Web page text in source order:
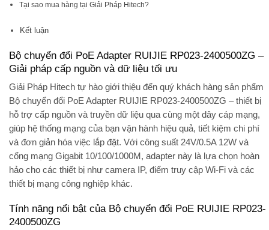
Tại sao mua hàng tại Giải Pháp Hitech?
Kết luận
Bộ chuyển đổi PoE Adapter RUIJIE RP023-2400500ZG –
Giải pháp cấp nguồn và dữ liệu tối ưu
Giải Pháp Hitech tự hào giới thiệu đến quý khách hàng sản phẩm
Bộ chuyển đổi PoE Adapter RUIJIE RP023-2400500ZG – thiết bị
hỗ trợ cấp nguồn và truyền dữ liệu qua cùng một dây cáp mạng,
giúp hệ thống mạng của bạn vận hành hiệu quả, tiết kiệm chi phí
và đơn giản hóa việc lắp đặt. Với công suất 24V/0.5A 12W và
cổng mạng Gigabit 10/100/1000M, adapter này là lựa chọn hoàn
hảo cho các thiết bị như camera IP, điểm truy cập Wi-Fi và các
thiết bị mạng công nghiệp khác.
Tính năng nổi bật của Bộ chuyển đổi PoE RUIJIE RP023-
2400500ZG